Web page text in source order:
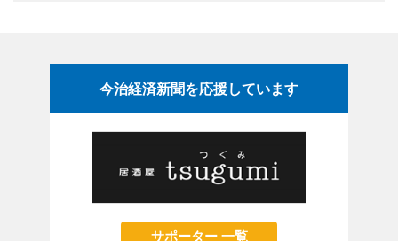
今治経済新聞を応援しています
サポーター 一覧